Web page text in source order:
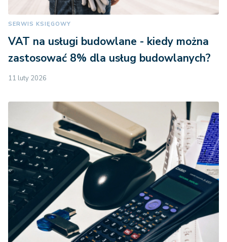
SERWIS KSIĘGOWY
VAT na usługi budowlane - kiedy można
zastosować 8% dla usług budowlanych?
11 luty 2026